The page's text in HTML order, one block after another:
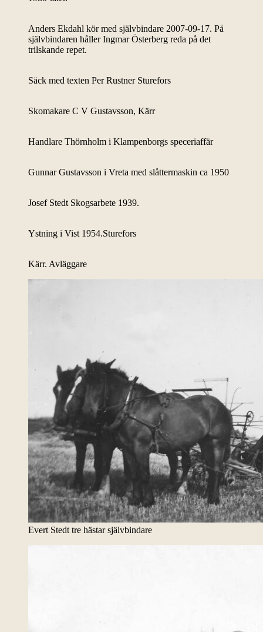
Anders Ekdahl kör med självbindare 2007-09-17. På
självbindaren håller Ingmar Österberg reda på det
trilskande repet.
Säck med texten Per Rustner Sturefors
Skomakare C V Gustavsson, Kärr
Handlare Thörnholm i Klampenborgs speceriaffär
Gunnar Gustavsson i Vreta med slåttermaskin ca 1950
Josef Stedt Skogsarbete 1939.
Ystning i Vist 1954.Sturefors
Kärr. Avläggare
Evert Stedt tre hästar självbindare